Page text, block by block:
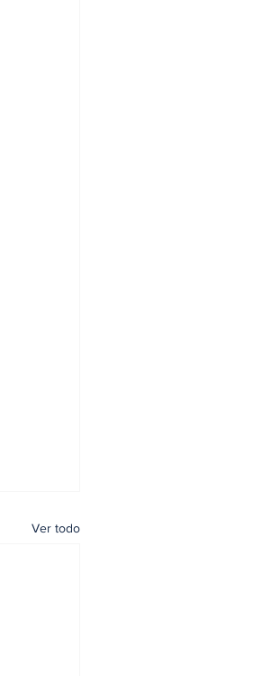
Ver todo